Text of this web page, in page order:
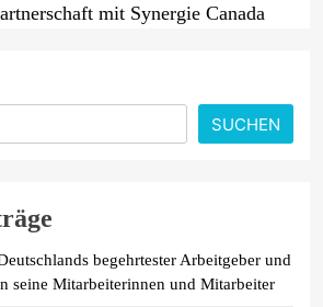
mit Synergie Canada
Verkauf über einen spezialisierten
lohnt
SUCHEN
begehrtester Arbeitgeber und
seine Mitarbeiterinnen und Mitarbeiter